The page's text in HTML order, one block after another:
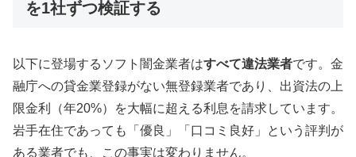
を1社ずつ検証する
以下に登場するソフト闇金業者はすべて違法業者です。金
融庁への貸金業登録がない無登録業者であり、出資法の上
限金利（年20%）を大幅に超える利息を請求しています。
岩手在住であっても「優良」「口コミ良好」という評判が
ある業者でも、この事実は変わりません。